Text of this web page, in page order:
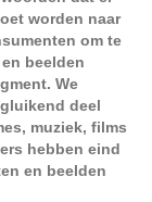
worden naar
om te
beelden
We
deel
muziek, films
hebben eind
en beelden